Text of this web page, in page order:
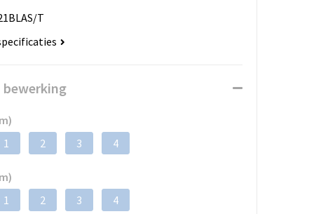
T
bewerking
1
2 3 4
1
2 3 4